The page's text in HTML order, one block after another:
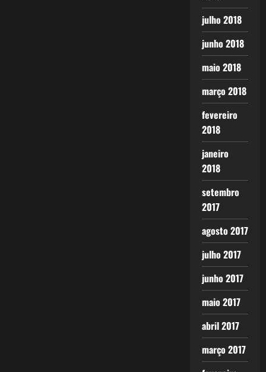
julho 2018
junho 2018
maio 2018
março 2018
fevereiro
2018
janeiro
2018
setembro
2017
agosto 2017
julho 2017
junho 2017
maio 2017
abril 2017
março 2017